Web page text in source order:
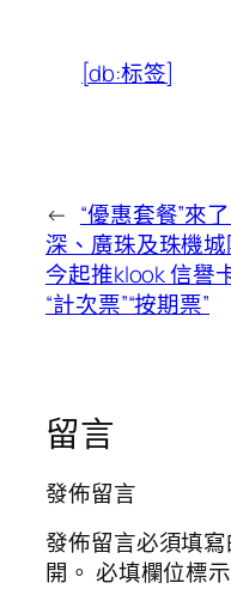
[db:标签]
← “優惠套餐”來
深、廣珠及珠機
今起推klook 信譽
“計次票”“按期票”
留言
發佈留言
發佈留言必須填
開。 必填欄位標